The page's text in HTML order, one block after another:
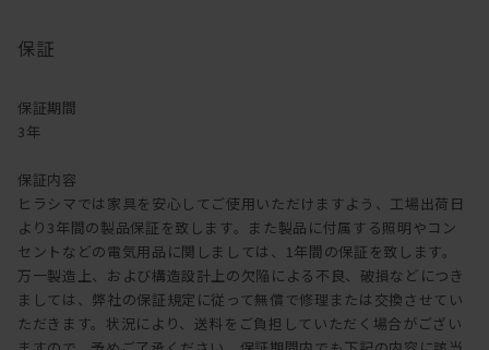
保証
保証期間
3年
保証内容
ヒラシマでは家具を安心してご使用いただけますよう、工場出荷日
より3年間の製品保証を致します。また製品に付属する照明やコン
セントなどの電気用品に関しましては、1年間の保証を致します。
万一製造上、および構造設計上の欠陥による不良、破損などにつき
ましては、弊社の保証規定に従って無償で修理または交換させてい
ただきます。状況により、送料をご負担していただく場合がござい